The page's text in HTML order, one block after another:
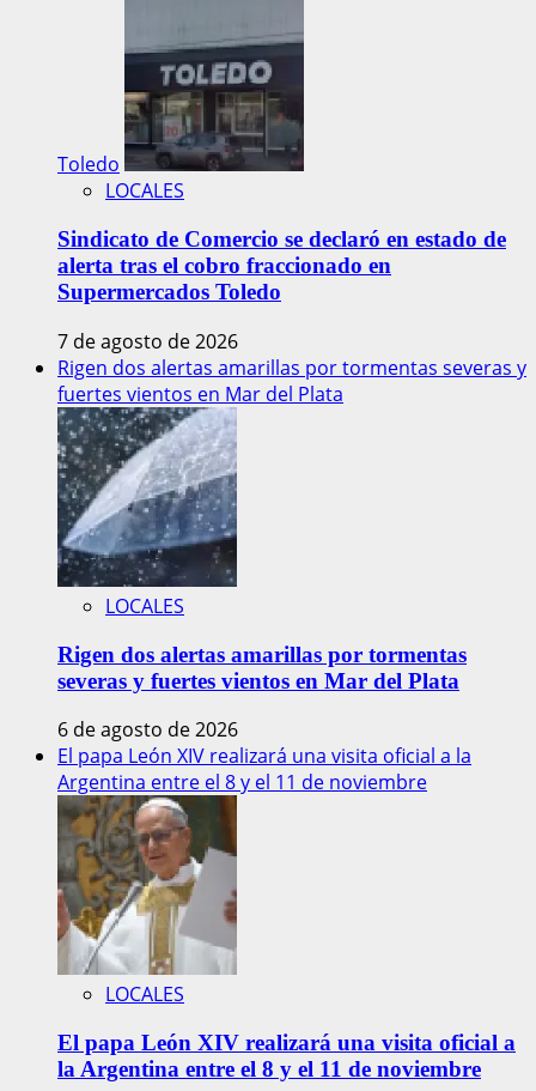
Toledo
LOCALES
Sindicato de Comercio se declaró en estado de
alerta tras el cobro fraccionado en
Supermercados Toledo
7 de agosto de 2026
Rigen dos alertas amarillas por tormentas severas y
fuertes vientos en Mar del Plata
LOCALES
Rigen dos alertas amarillas por tormentas
severas y fuertes vientos en Mar del Plata
6 de agosto de 2026
El papa León XIV realizará una visita oficial a la
Argentina entre el 8 y el 11 de noviembre
LOCALES
El papa León XIV realizará una visita oficial a
la Argentina entre el 8 y el 11 de noviembre